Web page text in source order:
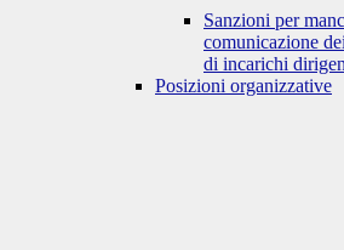
Sanzioni per
comunicazione
di incarichi
Posizioni organizzative